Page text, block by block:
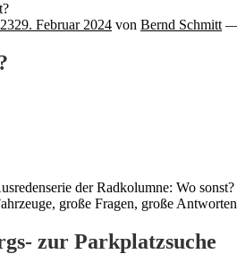
29. Februar 2024 von Bernd Schmitt
der Radkolumne: Wo
große Fragen, große
zur Parkplatzsuche